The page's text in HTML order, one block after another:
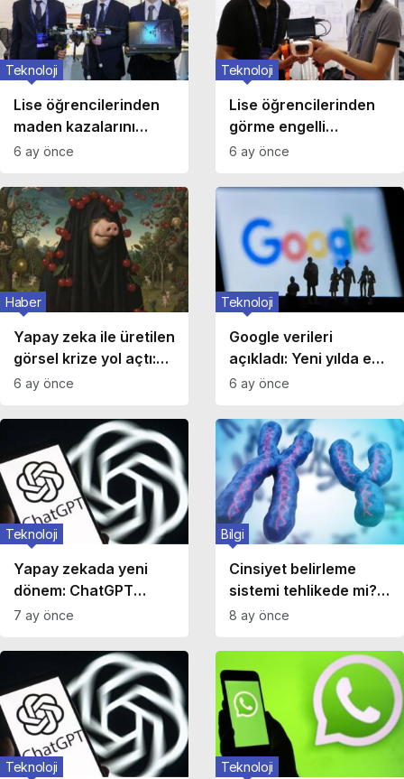
Lise öğrencilerinden
maden kazalarını
önleyecek proje
Teknoloji
6 ay önce
Lise öğrencilerinden
görme engelli
bireylere hayat
Teknoloji
6 ay önce
Yapay zeka ile üretilen
görsel krize yol açtı:
Muğla’da bir kişi
Haber
6 ay önce
Google verileri
açıkladı: Yeni yılda en
çok ne arandı?
Teknoloji
6 ay önce
Yapay zekada yeni
dönem: ChatGPT
reklamlı modele
Teknoloji
7 ay önce
Cinsiyet belirleme
sistemi tehlikede mi?
Y kromozomunun
yaratıyor
Bilgi
8 ay önce
Teknoloji Teknoloji